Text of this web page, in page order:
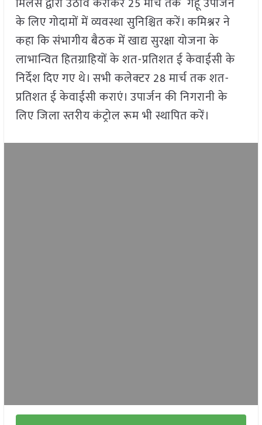
के लिए गोदामों में व्यवस्था सुनिश्चित करें। कमिश्नर ने
कहा कि संभागीय बैठक में खाद्य सुरक्षा योजना के
लाभान्वित हितग्राहियों के शत-प्रतिशत ई केवाईसी के
निर्देश दिए गए थे। सभी कलेक्टर 28 मार्च तक शत-
प्रतिशत ई केवाईसी कराएं। उपार्जन की निगरानी के
लिए जिला स्तरीय कंट्रोल रूम भी स्थापित करें।